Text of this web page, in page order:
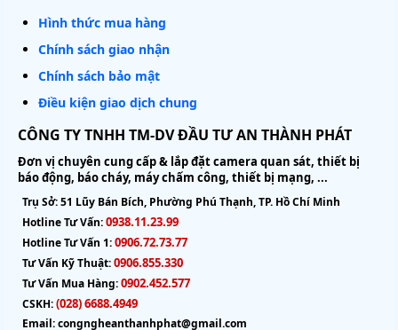
Hình thức mua hàng
Chính sách giao nhận
Chính sách bảo mật
Điều kiện giao dịch chung
CÔNG TY TNHH TM-DV ĐẦU TƯ AN THÀNH PHÁT
Đơn vị chuyên cung cấp & lắp đặt camera quan sát, thiết bị
báo động, báo cháy, máy chấm công, thiết bị mạng, ...
Trụ Sở:51 Lũy Bán Bích, Phường Phú Thạnh, TP. Hồ Chí Minh
Hotline Tư Vấn:0938.11.23.99
Hotline Tư Vấn 1:0906.72.73.77
Tư Vấn Kỹ Thuật:0906.855.330
Tư Vấn Mua Hàng:0902.452.577
CSKH:(028) 6688.4949
Email:congngheanthanhphat@gmail.com